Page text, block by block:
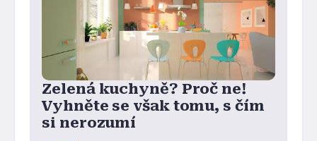
Zelená kuchyně? Proč ne!
Vyhněte se však tomu, s čím
si nerozumí